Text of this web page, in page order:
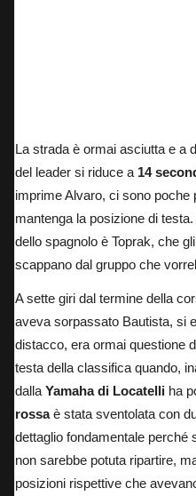
La strada è ormai asciutta e a
del leader si riduce a 14
imprime Alvaro, ci sono poche
mantenga la posizione di
dello spagnolo è Toprak, che
scappano dal gruppo che
A sette giri dal termine della
aveva sorpassato Bautista, si
distacco, era ormai questione
testa della classifica quando,
dalla Yamaha di Locatelli ha
rossaè stata sventolata con
dettaglio fondamentale perché
non sarebbe potuta ripartire,
posizioni rispettive che